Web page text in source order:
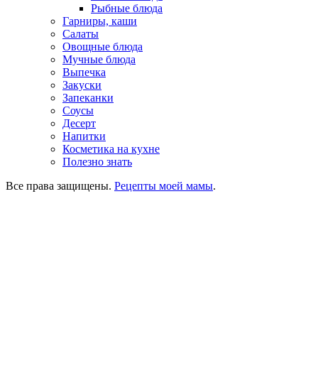
Рыбные блюда
Гарниры, каши
Салаты
Овощные блюда
Мучные блюда
Выпечка
Закуски
Запеканки
Соусы
Десерт
Напитки
Косметика на кухне
Полезно знать
Все права защищены. Рецепты моей мамы.